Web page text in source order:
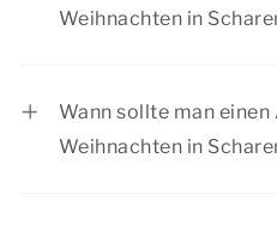
Weihnachten in
Wann sollte man
Weihnachten in